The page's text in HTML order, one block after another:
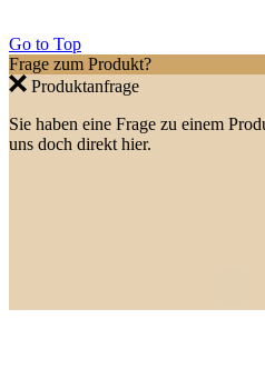
Go to Top
Frage zum Produkt?
Produktanfrage
Sie haben eine Frage zu einem
uns doch direkt hier.